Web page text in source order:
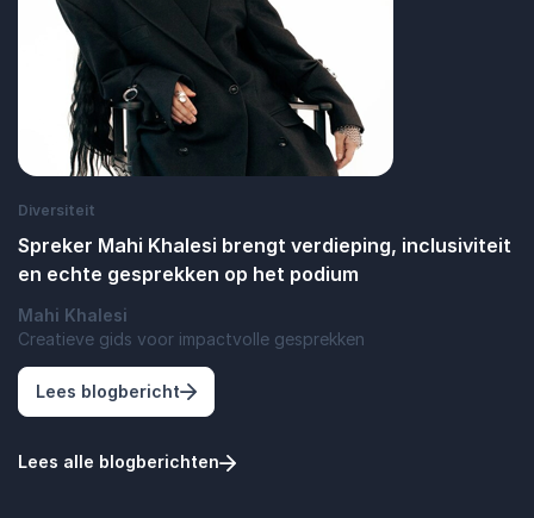
Diversiteit
Spreker Mahi Khalesi brengt verdieping, inclusiviteit
en echte gesprekken op het podium
Mahi Khalesi
Creatieve gids voor impactvolle gesprekken
Lees blogbericht: Spreker Mahi Khalesi brengt
Lees alle blogberichten